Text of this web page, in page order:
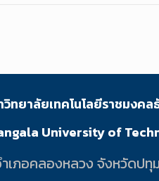
วิทยาลัยเทคโนโลยีราชมงค
University of
ภอคลองหลวง จังหวัดปทุม